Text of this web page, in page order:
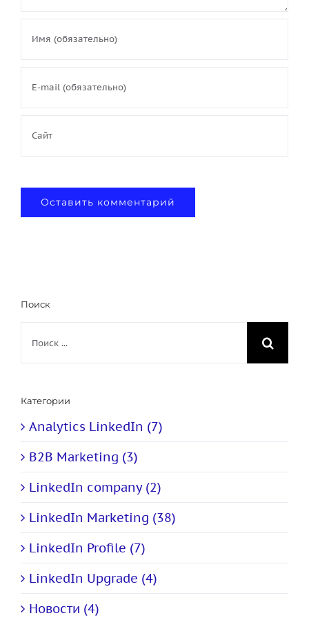
Поиск
поиска:
Категории
Analytics LinkedIn (7)
B2B Marketing (3)
LinkedIn company (2)
LinkedIn Marketing (38)
LinkedIn Profile (7)
LinkedIn Upgrade (4)
Новости (4)